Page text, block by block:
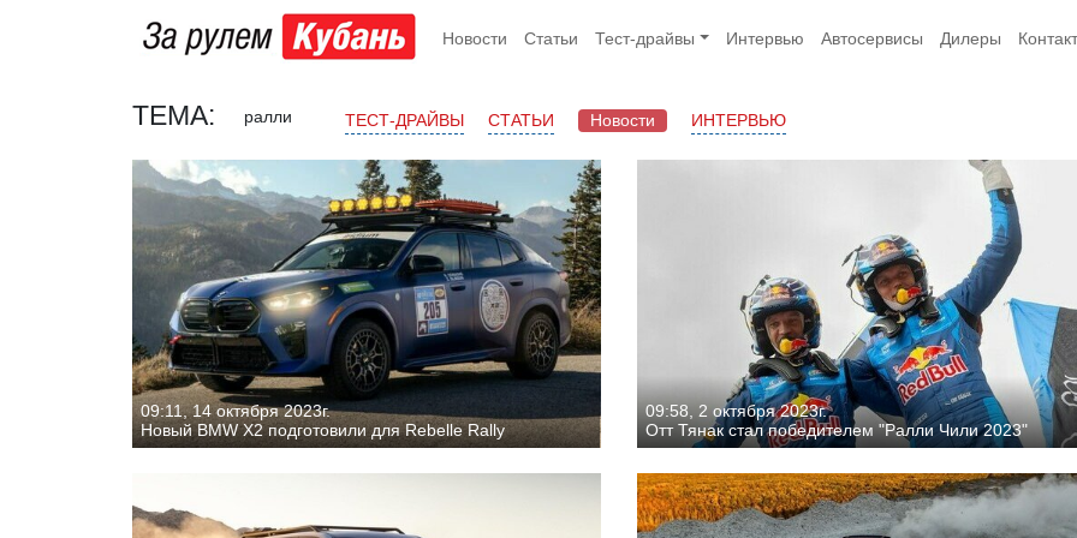
Новости Статьи Тест-драйвы Интервью Автосервисы Дилеры
ТЕМА: ралли ТЕСТ-ДРАЙВЫ СТАТЬИ Новости ИНТЕРВЬЮ
09:11, 14 октября 2023г.
Новый BMW X2 подготовили для Rebelle Rally
09:58, 2 октября 2023г.
Отт Тянак стал победителем "Ралли Чили 2023"